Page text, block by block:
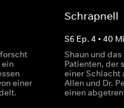
ein
einer
Schrapnell
S6 Ep. 4 • 40
Shaun und
Patienten, der
einer Schlacht
Allen und Dr.
einen